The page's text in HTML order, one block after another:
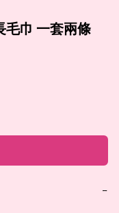
毛巾 一套兩條
−